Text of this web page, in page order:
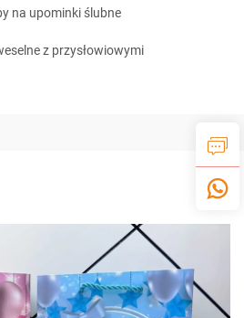
na upominki ślubne
z przysłowiowymi